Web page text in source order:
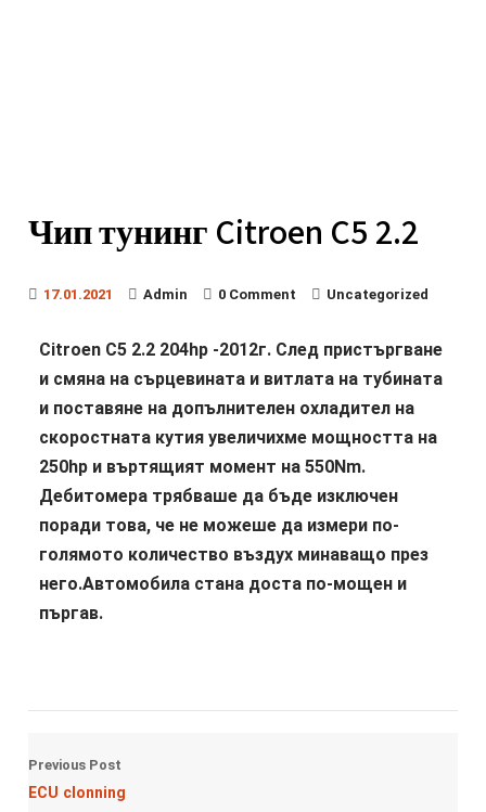
Чип тунинг Citroen C5 2.2
17.01.2021 Admin 0 Comment Uncategorized
Citroen C5 2.2 204hp -2012г. След пристъргване
и смяна на сърцевината и витлата на тубината
и поставяне на допълнителен охладител на
скоростната кутия увеличихме мощността на
250hp и въртящият момент на 550Nm.
Дебитомера трябваше да бъде изключен
поради това, че не можеше да измери по-
голямото количество въздух минаващо през
него.Автомобила стана доста по-мощен и
пъргав.
Previous Post
ECU clonning